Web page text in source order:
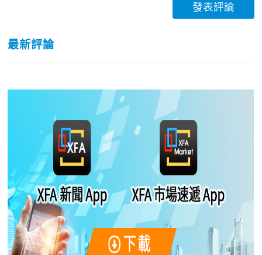
發表評論
最新評論